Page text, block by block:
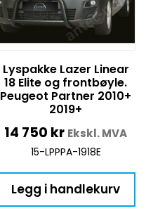
Lyspakke Lazer Linear
18 Elite og frontbøyle.
Peugeot Partner 2010+
2019+
14 750 kr Ekskl. MVA
15-LPPPA-1918E
Legg i handlekurv